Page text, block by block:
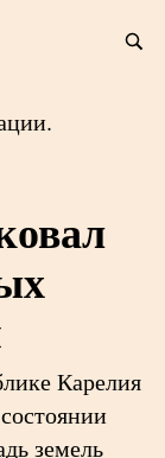
Карелия
земель